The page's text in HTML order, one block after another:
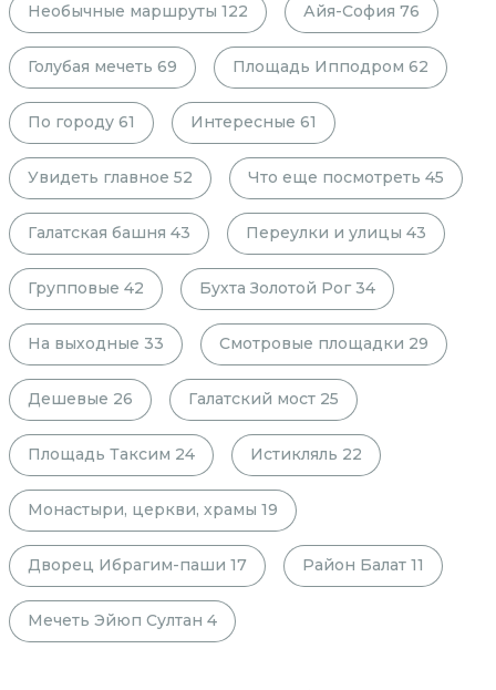
Необычные маршруты 122 Айя-София 76
Голубая мечеть 69 Площадь Ипподром 62
По городу 61 Интересные 61
Увидеть главное 52 Что еще посмотреть 45
Галатская башня 43 Переулки и улицы 43
Групповые 42 Бухта Золотой Рог 34
На выходные 33 Смотровые площадки 29
Дешевые 26 Галатский мост 25
Площадь Таксим 24 Истикляль 22
Монастыри, церкви, храмы 19
Дворец Ибрагим-паши 17 Район Балат 11
Мечеть Эйюп Султан 4